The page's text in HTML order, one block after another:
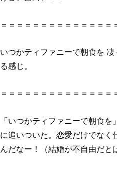
＝＝＝＝＝＝＝＝＝＝＝＝＝＝
いつかティファニーで朝食を 凄
る感じ。
＝＝＝＝＝＝＝＝＝＝＝＝＝＝
「いつかティファニーで朝食を 」
に追いついた。恋愛だけでなく
んだなー！（結婚が不自由だと